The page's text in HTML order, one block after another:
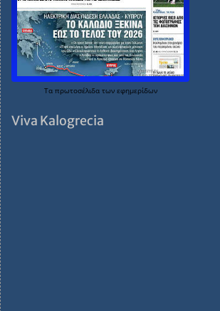
Τα πρωτοσέλιδα των εφημερίδων
Viva Kalogrecia